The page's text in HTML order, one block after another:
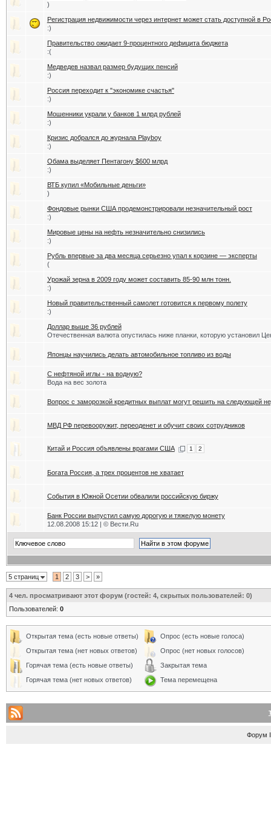
)
Регистрация недвижимости через интернет может стать доступной в
:)
Правительство ожидает 9-процентного дефицита бюджета
:(
Медведев назвал размер будущих пенсий
:)
Россия переходит к "экономике счастья"
:)
Мошенники украли у банков 1 млрд рублей
:)
Кризис добрался до журнала Playboy
:)
Обама выделяет Пентагону $600 млрд
:)
ВТБ купил «Мобильные деньги»
)
Фондовые рынки США продемонстрировали незначительный рост
:)
Мировые цены на нефть незначительно снизились
:)
Рубль впервые за два месяца серьезно упал к корзине — эксперты
(
Урожай зерна в 2009 году может составить 85-90 млн тонн.
:)
Новый правительственный самолет готовится к первому полету
:)
Доллар выше 36 рублей
Отечественная валюта опустилась ниже планки, которую установил
Японцы научились делать автомобильное топливо из воды
С нефтяной иглы - на водную?
Вода на вес золота
Вопрос с заморозкой кредитных выплат могут решить на следующей
МВД РФ перевооружит, переоденет и обучит своих сотрудников
Китай и Россия объявлены врагами США 1 2
Богата Россия, а трех процентов не хватает
Cобытия в Южной Осетии обвалили российскую биржу
Банк России выпустил самую дорогую и тяжелую монету
12.08.2008 15:12 | © Вести.Ru
5 страниц 1 2 3 > »
4чел. просматривают этот форум (гостей: 4, скрытых пользователей: 0)
Пользователей: 0
Открытая тема (есть новые ответы)
Открытая тема (нет новых ответов)
Горячая тема (есть новые ответы)
Горячая тема (нет новых ответов)
Опрос (есть новые голоса)
Опрос (нет новых голосов)
Закрытая тема
Тема перемещена
Форум